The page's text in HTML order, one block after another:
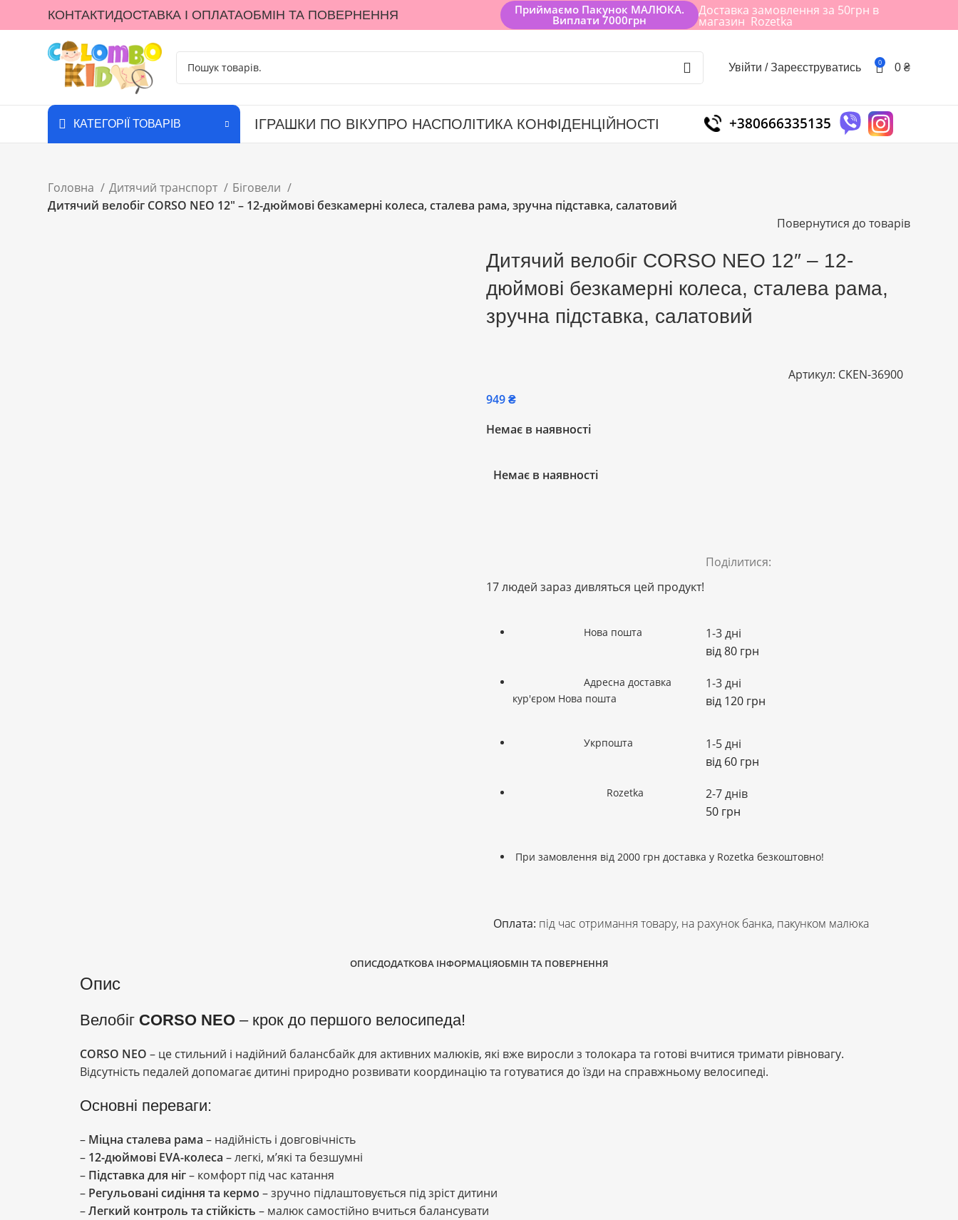
КОНТАКТИДОСТАВКА І ОПЛАТАОБМІН ТА ПОВЕРНЕННЯ Приймаємо Пакунок МАЛЮКА.
Виплати 7000грн
Доставка замовлення за 50грн в
магазин Rozetka
Увійти / Зареєструватись 0 0 ₴
КАТЕГОРІЇ ТОВАРІВ ІГРАШКИ ПО ВІКУПРО НАСПОЛІТИКА КОНФІДЕНЦІЙНОСТІ +380666335135
Головна Дитячий транспорт
Біговели
Дитячий велобіг CORSO NEO 12″ – 12-дюймові безкамерні колеса, сталева рама, зручна підставка, салатовий
Повернутися до товарів
Дитячий велобіг CORSO NEO 12″ – 12-
дюймові безкамерні колеса, сталева рама,
зручна підставка, салатовий
Артикул: CKEN-36900
₴
Немає в наявності
Немає в наявності
Поділитися:
17людей зараз дивляться цей продукт!
Нова пошта
1-3 дні
від 80 грн
Адресна доставка
кур'єром Нова пошта
1-3 дні
від 120 грн
Укрпошта
1-5 дні
від 60 грн
Rozetka
2-7 днів
50 грн
При замовлення від 2000 грн доставка у Rozetka безкоштовно!
Оплата: під час отримання товару, на рахунок банка, пакунком малюка
ОПИСДОДАТКОВА ІНФОРМАЦІЯОБМІН ТА ПОВЕРНЕННЯ
Опис
Велобіг CORSO NEO – крок до першого велосипеда!
CORSO NEO – це стильний і надійний балансбайк для активних малюків, які вже виросли з толокара та готові вчитися тримати рівновагу.
Відсутність педалей допомагає дитині природно розвивати координацію та готуватися до їзди на справжньому велосипеді.
Основні переваги:
– Міцна сталева рама – надійність і довговічність
– 12-дюймові EVA-колеса – легкі, м’які та безшумні
– Підставка для ніг– комфорт під час катання
– Регульовані сидіння та кермо – зручно підлаштовується під зріст дитини
–Легкий контроль та стійкість – малюк самостійно вчиться балансувати